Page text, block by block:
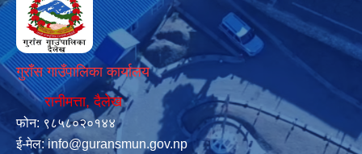
गुराँस गाउँपालिका कार्यालय
रानीमत्ता, दैलेख
फोन: ९८५८०२०१४४
ई-मेल:info@guransmun.gov.np